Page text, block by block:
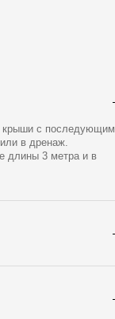
крыши с последующим
в дренаж.
длины 3 метра и в